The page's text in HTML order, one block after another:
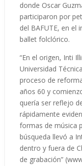
donde Oscar
participaron por
del BAFUTE, en el
ballet folclórico.
“En el origen, Inti
Universidad
proceso de
años 60 y
quería ser reflejo
rápidamente
formas de música
búsqueda llevó a
dentro y fuera de
de grabación”